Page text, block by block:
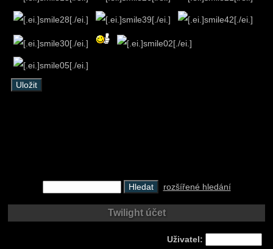
rozšířené hledání
Twilight účet
Uživatel: